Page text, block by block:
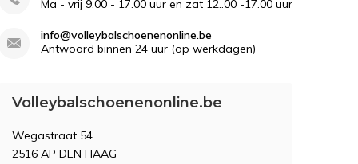
Ma - vrij 9.00 - 17.00 uur en zat 12..00 -17.00 uur
info@volleybalschoenenonline.be
Antwoord binnen 24 uur (op werkdagen)
Volleybalschoenenonline.be
Wegastraat 54
2516 AP DEN HAAG